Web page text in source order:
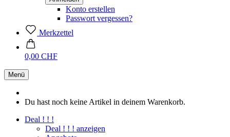
Konto erstellen
Passwort vergessen?
Merkzettel
0,00 CHF
Menü
Du hast noch keine Artikel in deinem Warenkorb.
Deal ! ! !
Deal ! ! ! anzeigen